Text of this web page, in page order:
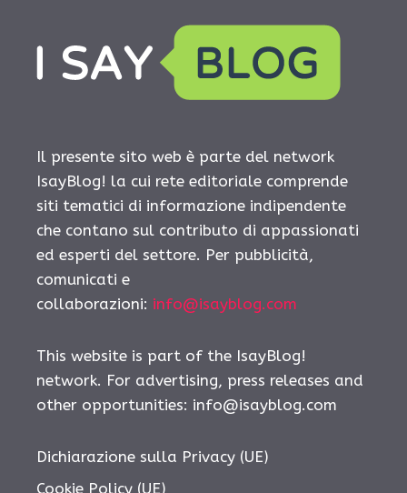
Il presente sito web è parte del network
IsayBlog! la cui rete editoriale comprende
siti tematici di informazione indipendente
che contano sul contributo di appassionati
ed esperti del settore. Per pubblicità,
comunicati e
collaborazioni: info@isayblog.com
This website is part of the IsayBlog!
network. For advertising, press releases and
other opportunities: info@isayblog.com
Dichiarazione sulla Privacy (UE)
Cookie Policy (UE)